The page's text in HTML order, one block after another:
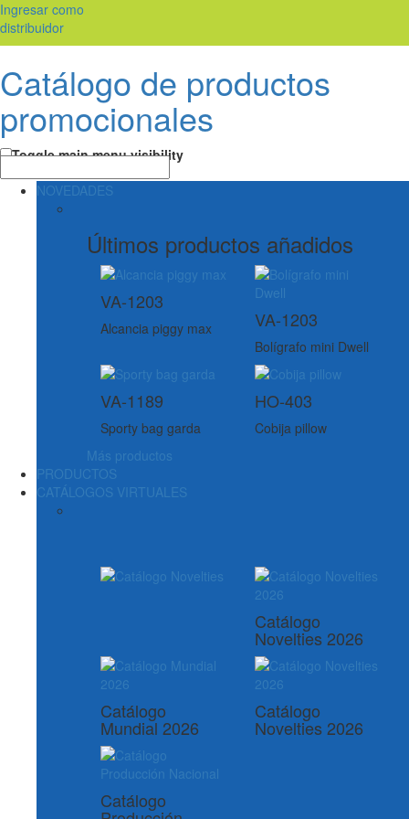
Ingresar como
distribuidor
Catálogo de productos
promocionales
Toggle main menu visibility
NOVEDADES
Últimos productos añadidos
VA-1203
Alcancia piggy max VA-1203
Bolígrafo mini Dwell
VA-1189
Sporty bag garda
HO-403
Cobija pillow
Más productos
PRODUCTOS
CATÁLOGOS VIRTUALES
Catálogo
Novelties 2026
Catálogo
Mundial 2026
Catálogo
Novelties 2026
Catálogo